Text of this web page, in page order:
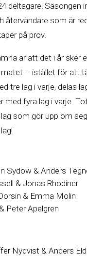
deltagare! Säsongen
återvändare som är
på prov.
är att det i år sker
– istället för att
tre lag i varje, delas
med fyra lag i varje.
som gör upp om
Sydow & Anders
& Jonas Rhodiner
& Emma Molin
Peter Apelgren
Nyqvist & Anders